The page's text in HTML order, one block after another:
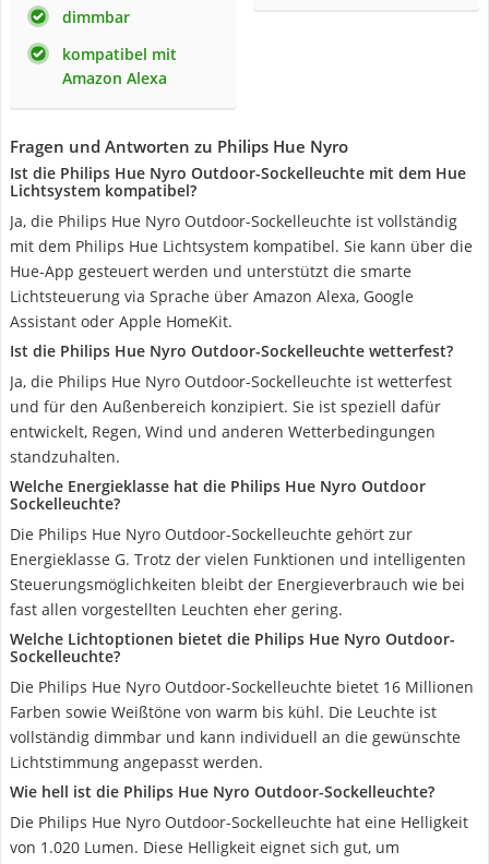
dimmbar
kompatibel mit
Amazon Alexa
Fragen und Antworten zu Philips Hue Nyro
Ist die Philips Hue Nyro Outdoor-Sockelleuchte mit dem Hue
Lichtsystem kompatibel?
Ja, die Philips Hue Nyro Outdoor-Sockelleuchte ist vollständig
mit dem Philips Hue Lichtsystem kompatibel. Sie kann über die
Hue-App gesteuert werden und unterstützt die smarte
Lichtsteuerung via Sprache über Amazon Alexa, Google
Assistant oder Apple HomeKit.
Ist die Philips Hue Nyro Outdoor-Sockelleuchte wetterfest?
Ja, die Philips Hue Nyro Outdoor-Sockelleuchte ist wetterfest
und für den Außenbereich konzipiert. Sie ist speziell dafür
entwickelt, Regen, Wind und anderen Wetterbedingungen
standzuhalten.
Welche Energieklasse hat die Philips Hue Nyro Outdoor
Sockelleuchte?
Die Philips Hue Nyro Outdoor-Sockelleuchte gehört zur
Energieklasse G. Trotz der vielen Funktionen und intelligenten
Steuerungsmöglichkeiten bleibt der Energieverbrauch wie bei
fast allen vorgestellten Leuchten eher gering.
Welche Lichtoptionen bietet die Philips Hue Nyro Outdoor-
Sockelleuchte?
Die Philips Hue Nyro Outdoor-Sockelleuchte bietet 16 Millionen
Farben sowie Weißtöne von warm bis kühl. Die Leuchte ist
vollständig dimmbar und kann individuell an die gewünschte
Lichtstimmung angepasst werden.
Wie hell ist die Philips Hue Nyro Outdoor-Sockelleuchte?
Die Philips Hue Nyro Outdoor-Sockelleuchte hat eine Helligkeit
von 1.020 Lumen. Diese Helligkeit eignet sich gut, um